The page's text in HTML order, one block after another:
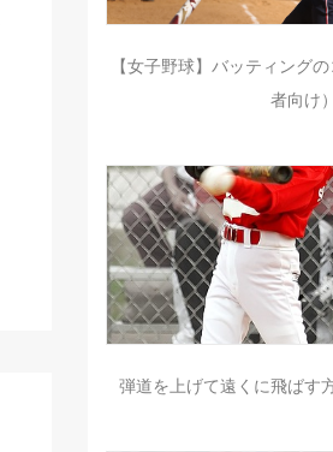
【女子野球】バッティング
者向け）
弾道を上げて遠くに飛ばす